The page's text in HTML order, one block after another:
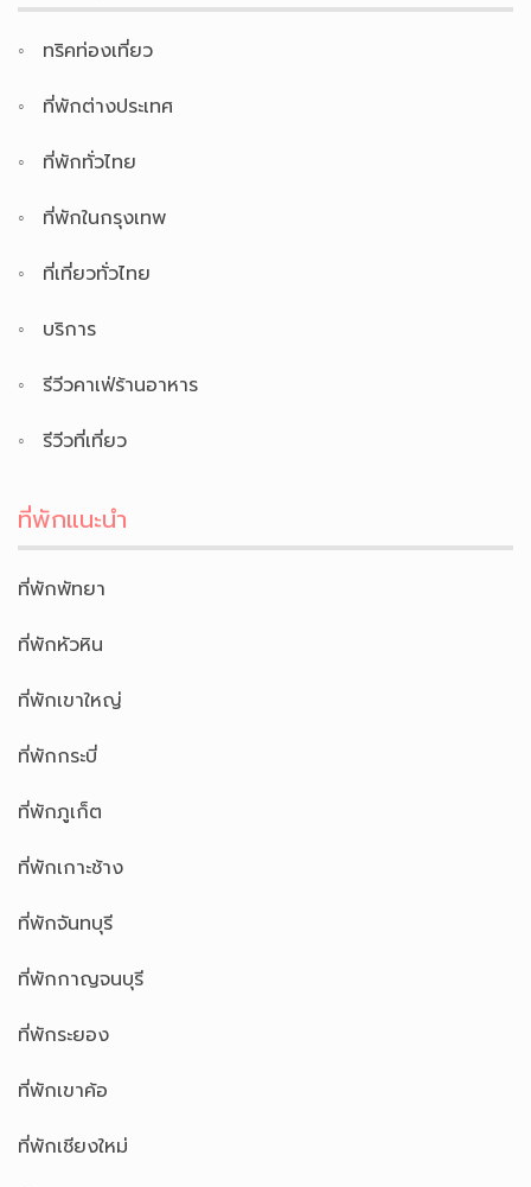
ทริคท่องเที่ยว
ที่พักต่างประเทศ
ที่พักทั่วไทย
ที่พักในกรุงเทพ
ที่เที่ยวทั่วไทย
บริการ
รีวีวคาเฟ่ร้านอาหาร
รีวีวที่เที่ยว
ที่พักแนะนำ
ที่พักพัทยา
ที่พักหัวหิน
ที่พักเขาใหญ่
ที่พักกระบี่
ที่พักภูเก็ต
ที่พักเกาะช้าง
ที่พักจันทบุรี
ที่พักกาญจนบุรี
ที่พักระยอง
ที่พักเขาค้อ
ที่พักเชียงใหม่